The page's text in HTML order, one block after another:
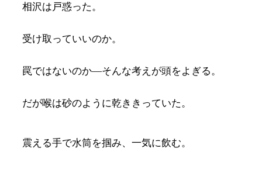
相沢は戸惑った。
受け取っていいのか。
罠ではないのか―そんな考えが頭をよぎる。
だが喉は砂のように乾ききっていた。
震える手で水筒を掴み、一気に飲む。